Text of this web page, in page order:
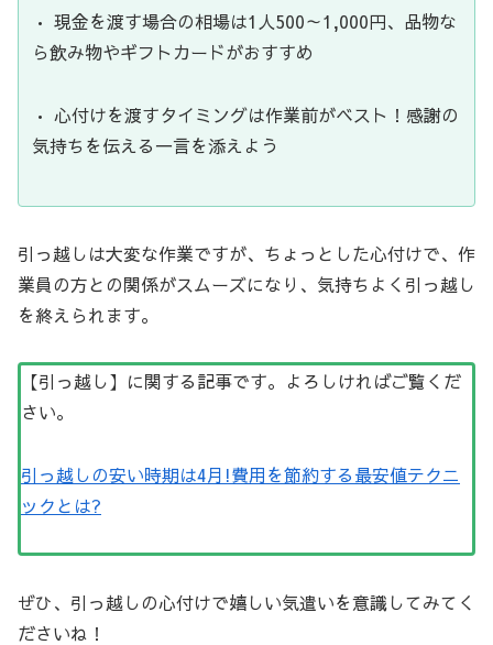
• 現金を渡す場合の相場は1人500～1,000円、品物な
ら飲み物やギフトカードがおすすめ
• 心付けを渡すタイミングは作業前がベスト！感謝の
気持ちを伝える一言を添えよう
引っ越しは大変な作業ですが、ちょっとした心付けで、作
業員の方との関係がスムーズになり、気持ちよく引っ越し
を終えられます。
【引っ越し】に関する記事です。よろしければご覧くだ
さい。
引っ越しの安い時期は4月!費用を節約する最安値テクニ
ックとは?
ぜひ、引っ越しの心付けで嬉しい気遣いを意識してみてく
ださいね！